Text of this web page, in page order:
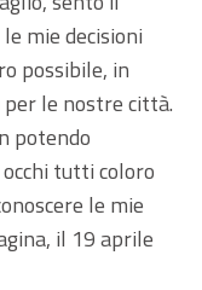
mie decisioni
possibile, in
le nostre città.
potendo
tutti coloro
le mie
il 19 aprile